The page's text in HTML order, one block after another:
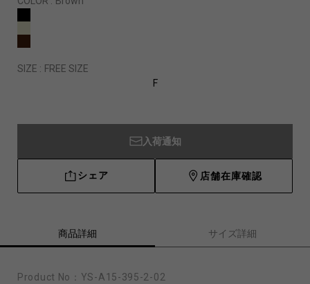
SIZE : FREE SIZE
F
入荷通知
シェア 店舗在庫確認
商品詳細 サイズ詳細
Product No： YS-A15-395-2-02